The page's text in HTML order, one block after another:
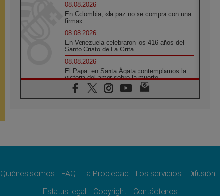
08.08.2026
En Colombia, «la paz no se compra con una
firma»
08.08.2026
En Venezuela celebraron los 416 años del
Santo Cristo de La Grita
08.08.2026
El Papa: en Santa Ágata contemplamos la
victoria del amor sobre la muerte
08.08.2026
León XIV visitará el Santuario de la Madre
07.08.2026
07.08.2026
el compromiso del cristiano"
Quiénes somos FAQ La Propiedad Los servicios
Difusión
Estatus legal
Copyright Contáctenos